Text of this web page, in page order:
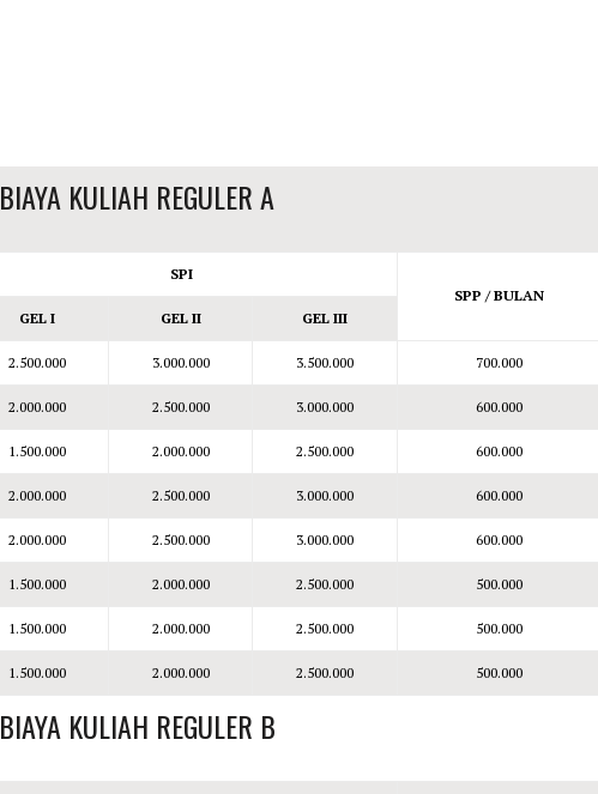
BIAYA KULIAH REGULER A
SPI
SPP / BULAN
GEL I
GEL II GEL III
2.500.000 3.000.000 3.500.000 700.000
2.000.000 2.500.000 3.000.000 600.000
1.500.000 2.000.000 2.500.000 600.000
2.000.000 2.500.000 3.000.000 600.000
2.000.000 2.500.000 3.000.000 600.000
1.500.000 2.000.000 2.500.000 500.000
1.500.000 2.000.000 2.500.000 500.000
1.500.000 2.000.000 2.500.000 500.000
BIAYA KULIAH REGULER B